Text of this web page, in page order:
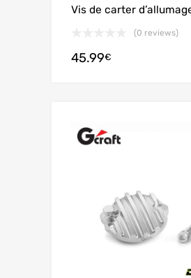
Vis de carter
(0 reviews)
45.99€